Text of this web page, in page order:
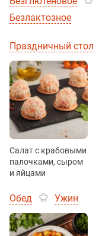
Безлактозное
Праздничный стол
Салат с крабовыми
палочками, сыром
и яйцами
Обед Ужин